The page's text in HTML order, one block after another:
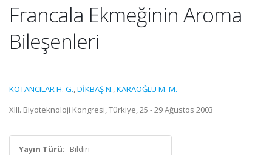
Francala Ekmeğinin Aroma
Bileşenleri
KOTANCILAR H. G.,DİKBAŞ N.,KARAOĞLU M. M.
XIII. Biyoteknoloji Kongresi, Türkiye, 25 - 29 Ağustos 2003
Yayın Türü: Bildiri